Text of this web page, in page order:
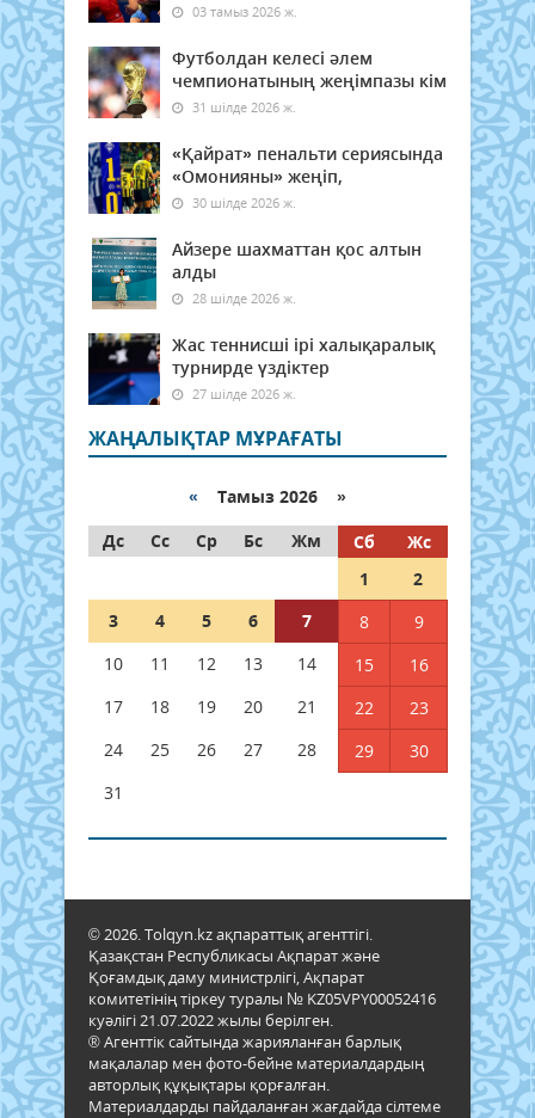
03 тамыз 2026 ж.
Футболдан келесі әлем
чемпионатының жеңімпазы кім
31 шілде 2026 ж.
«Қайрат» пенальти сериясында
«Омонияны» жеңіп,
30 шілде 2026 ж.
Айзере шахматтан қос алтын
алды
28 шілде 2026 ж.
Жас теннисші ірі халықаралық
турнирде үздіктер
27 шілде 2026 ж.
ЖАҢАЛЫҚТАР МҰРАҒАТЫ
« Тамыз 2026 »
Дс
Сс Ср Бс Жм Сб
Жс
1
2
3
4 5 6 7 8
9
10
11 12 13 14 15
16
17
18 19 20 21 22
23
24
25 26 27 28 29
30
31
© 2026. Tolqyn.kz ақпараттық агенттігі.
Қазақстан Республикасы Ақпарат және
Қоғамдық даму министрлігі, Ақпарат
комитетінің тіркеу туралы № KZ05VPY00052416
куәлігі 21.07.2022 жылы берілген.
® Агенттік сайтында жарияланған барлық
мақалалар мен фото-бейне материалдардың
авторлық құқықтары қорғалған.
Материалдарды пайдаланған жағдайда сілтеме